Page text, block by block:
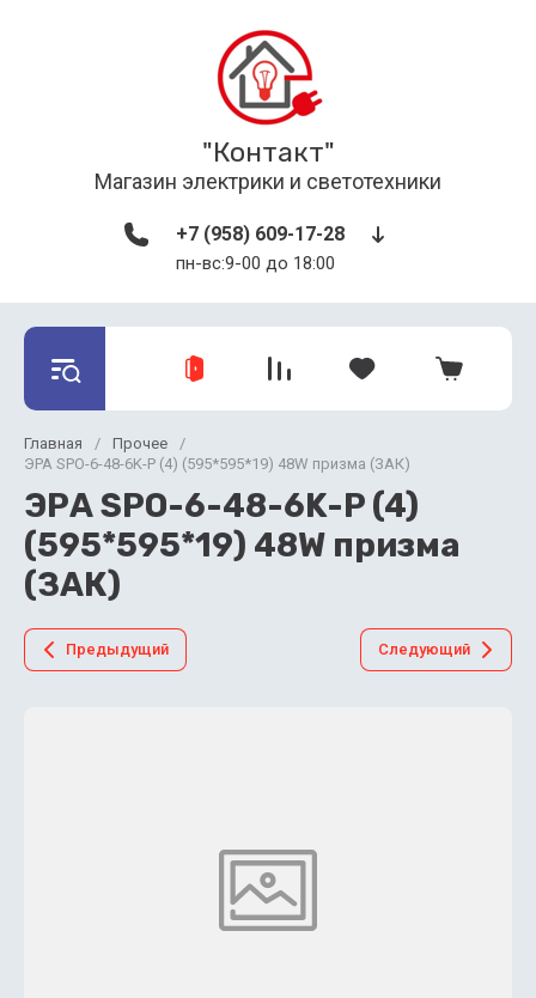
"Контакт"
Магазин электрики и светотехники
+7 (958) 609-17-28
пн-вс:9-00 до 18:00
Главная / Прочее
/
ЭРА SPO-6-48-6K-P (4) (595*595*19) 48W призма (ЗАК)
ЭРА SPO-6-48-6K-P (4)
(595*595*19) 48W призма
(ЗАК)
Предыдущий Следующий